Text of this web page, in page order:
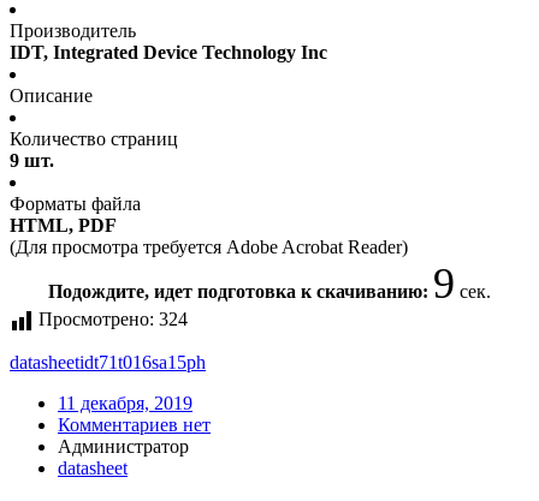
Производитель
IDT, Integrated Device Technology Inc
Описание
Количество страниц
9 шт.
Форматы файла
HTML, PDF
(Для просмотра требуется Adobe Acrobat Reader)
Подождите, идет подготовка к скачиванию: 9 сек.
Просмотрено: 324
datasheetidt71t016sa15ph
11 декабря, 2019
Комментариев нет
Администратор
datasheet